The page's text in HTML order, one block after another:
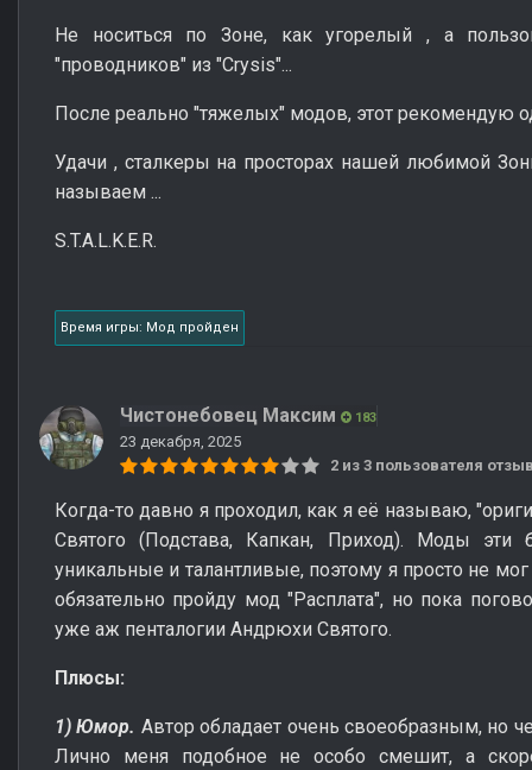
Не носиться по Зоне, как угорелый , а
"проводников" из "Crysis"...
После реально "тяжелых" модов, этот рекомендую
Удачи , сталкеры на просторах нашей любимой
называем ...
S.T.A.L.K.E.R.
Время игры: Мод пройден
Чистонебовец Максим 183
23 декабря, 2025
2 из 3 пользователя
Когда-то давно я проходил, как я её называю,
Святого (Подстава, Капкан, Приход). Моды эти
уникальные и талантливые, поэтому я просто не
обязательно пройду мод "Расплата", но пока
уже аж пенталогии Андрюхи Святого.
Плюсы:
1) Юмор. Автор обладает очень своеобразным, но
Лично меня подобное не особо смешит, а